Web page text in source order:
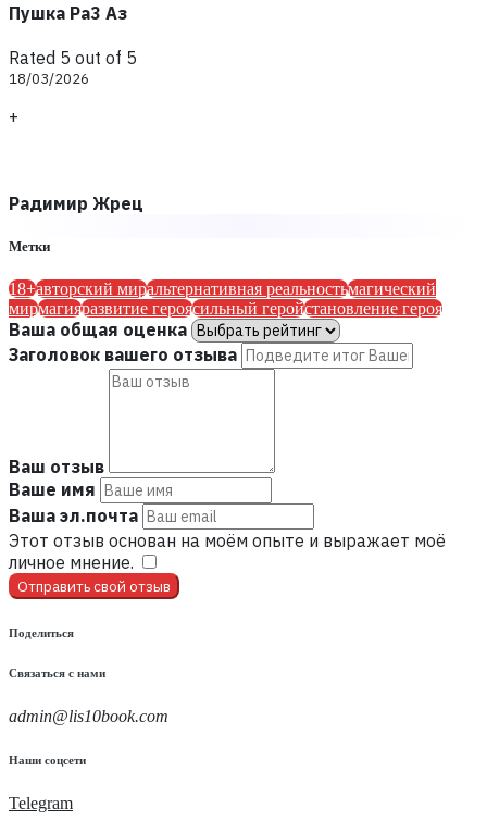
Пушка Ра3 Аз
Rated 5 out of 5
18/03/2026
+
Радимир Жрец
Метки
18+авторский миральтернативная реальностьмагический
мирмагияразвитие героясильный геройстановление героя
Ваша общая оценка
Заголовок вашего отзыва
Ваш отзыв
Ваше имя
Ваша эл.почта
Этот отзыв основан на моём опыте и выражает моё
личное мнение.
Отправить свой отзыв
Поделиться
Связаться с нами
admin@lis10book.com
Наши соцсети
Telegram